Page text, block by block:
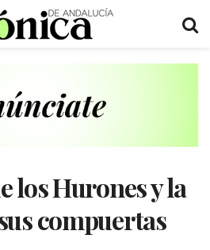
los Hurones y la
compuertas